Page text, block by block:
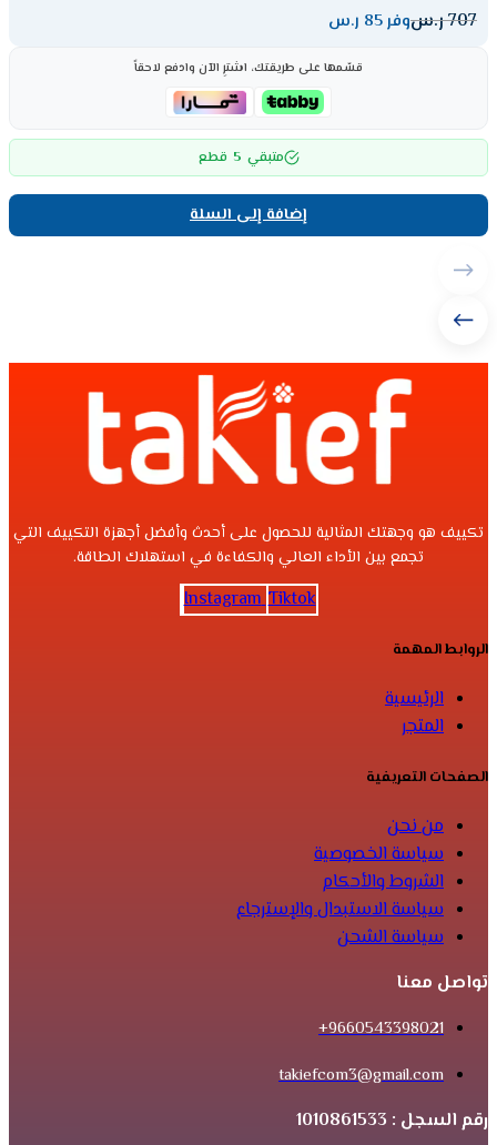
707ر.سوفر 85 ر.س
قسّمها على طريقتك، اشترِ الآن وادفع لاحقاً
متبقي 5 قطع
إضافة إلى السلة
تكييف هو وجهتك المثالية للحصول على أحدث وأفضل أجهزة التكييف التي
تجمع بين الأداء العالي والكفاءة في استهلاك الطاقة.
Instagram Tiktok
الروابط المهمة
الرئيسية
المتجر
الصفحات التعريفية
من نحن
سياسة الخصوصية
الشروط والأحكام
سياسة الاستبدال والإسترجاع
سياسة الشحن
تواصل معنا
9660543398021+
takiefcom3@gmail.com
رقم السجل : 1010861533